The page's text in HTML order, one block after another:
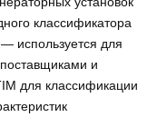
классификатора
используется для
и
для классификации